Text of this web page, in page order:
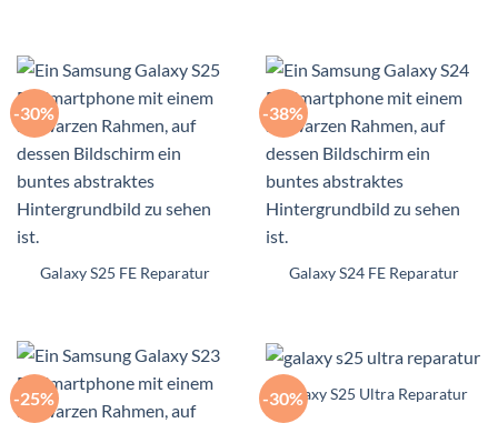
-30%
Galaxy S25 FE Reparatur
-38%
Galaxy S24 FE Reparatur
-25% -30%
Galaxy S25 Ultra Reparatur